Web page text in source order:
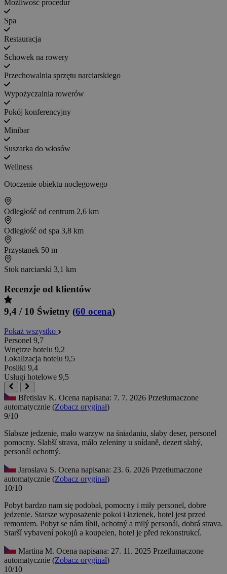
Możliwość procedur
Spa
Restauracja
Schowek na rowery
Przechowalnia sprzętu narciarskiego
Wypożyczalnia rowerów
Pokój konferencyjny
Minibar
Suszarka do włosów
Wellness
Otoczenie obiektu noclegowego
Odległość od centrum 2,6 km
Odległość od spa 3,8 km
Przystanek 50 m
Stok narciarski 3,1 km
Recenzje od klientów
9,4 / 10 Świetny (60 ocena)
Pokaż wszystko
Personel 9,7
Wnętrze hotelu 9,2
Lokalizacja hotelu 9,5
Posiłki 9,4
Usługi hotelowe 9,5
Břetislav K. Ocena napisana: 7. 7. 2026 Przetłumaczone
automatycznie (Zobacz oryginał)
9/10
Słabsze jedzenie, mało warzyw na śniadaniu, słaby deser, personel
pomocny. Slabší strava, málo zeleniny u snídaně, dezert slabý,
personál ochotný.
Jaroslava S. Ocena napisana: 23. 6. 2026 Przetłumaczone
automatycznie (Zobacz oryginał)
10/10
Pobyt bardzo nam się podobał, pomocny i miły personel, dobre
jedzenie. Starsze wyposażenie pokoi i łazienek, hotel jest przed
remontem. Pobyt se nám líbil, ochotný a milý personál, dobrá strava.
Starší vybavení pokojů a koupelen, hotel je před rekonstrukcí.
Martina M. Ocena napisana: 27. 11. 2025 Przetłumaczone
automatycznie (Zobacz oryginał)
10/10